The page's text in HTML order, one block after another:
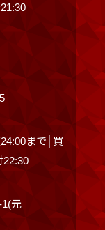
まで│買
22:30
元